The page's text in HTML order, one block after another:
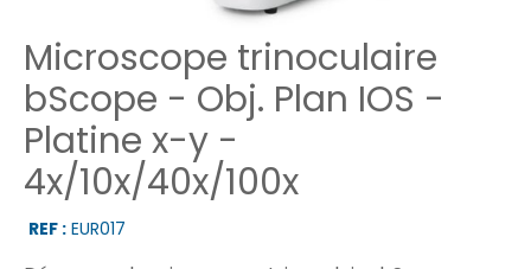
Microscope trinoculaire
bScope - Obj. Plan IOS -
Platine x-y -
4x/10x/40x/100x
REF : EUR017